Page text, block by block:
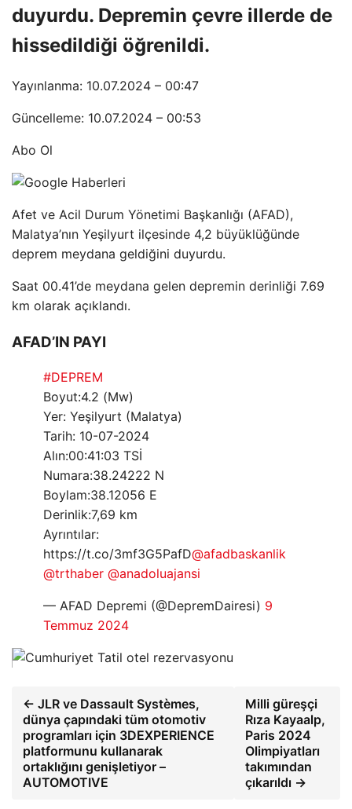
duyurdu. Depremin çevre illerde de
hissedildiği öğrenildi.
Yayınlanma: 10.07.2024 – 00:47
Güncelleme: 10.07.2024 – 00:53
Abo Ol
Afet ve Acil Durum Yönetimi Başkanlığı (AFAD),
Malatya’nın Yeşilyurt ilçesinde 4,2 büyüklüğünde
deprem meydana geldiğini duyurdu.
Saat 00.41’de meydana gelen depremin derinliği 7.69
km olarak açıklandı.
AFAD’IN PAYI
#DEPREM
Boyut:4.2 (Mw)
Yer: Yeşilyurt (Malatya)
Tarih: 10-07-2024
Alın:00:41:03 TSİ
Numara:38.24222 N
Boylam:38.12056 E
Derinlik:7,69 km
Ayrıntılar:
https://t.co/3mf3G5PafD@afadbaskanlik
@trthaber @anadoluajansi
— AFAD Depremi (@DepremDairesi) 9
Temmuz 2024
← JLR ve Dassault Systèmes,
dünya çapındaki tüm otomotiv
programları için 3DEXPERIENCE
platformunu kullanarak
ortaklığını genişletiyor –
AUTOMOTIVE
Milli güreşçi
Rıza Kayaalp,
Paris 2024
Olimpiyatları
takımından
çıkarıldı →